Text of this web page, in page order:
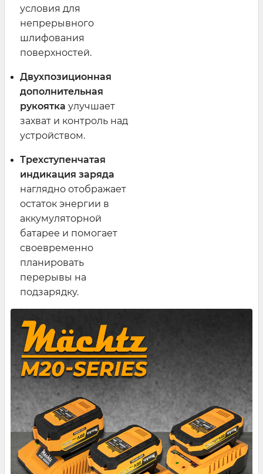
условия для
непрерывного
шлифования
поверхностей.
Двухпозиционная
дополнительная
рукоятка улучшает
захват и контроль над
устройством.
Трехступенчатая
индикация заряда
наглядно отображает
остаток энергии в
аккумуляторной
батарее и помогает
своевременно
планировать
перерывы на
подзарядку.